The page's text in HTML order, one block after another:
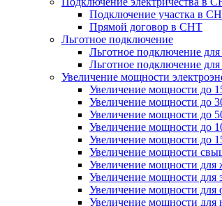
Подключение участка в
Прямой договор в СНТ
Льготное подключение
Льготное подключение
Льготное подключение
Увеличение мощности
Увеличение мощности до
Увеличение мощности до
Увеличение мощности до
Увеличение мощности до
Увеличение мощности до
Увеличение мощности
Увеличение мощности для
Увеличение мощности для
Увеличение мощности для
Увеличение мощности для